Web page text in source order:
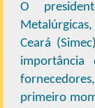
O
Ceará
primeiro